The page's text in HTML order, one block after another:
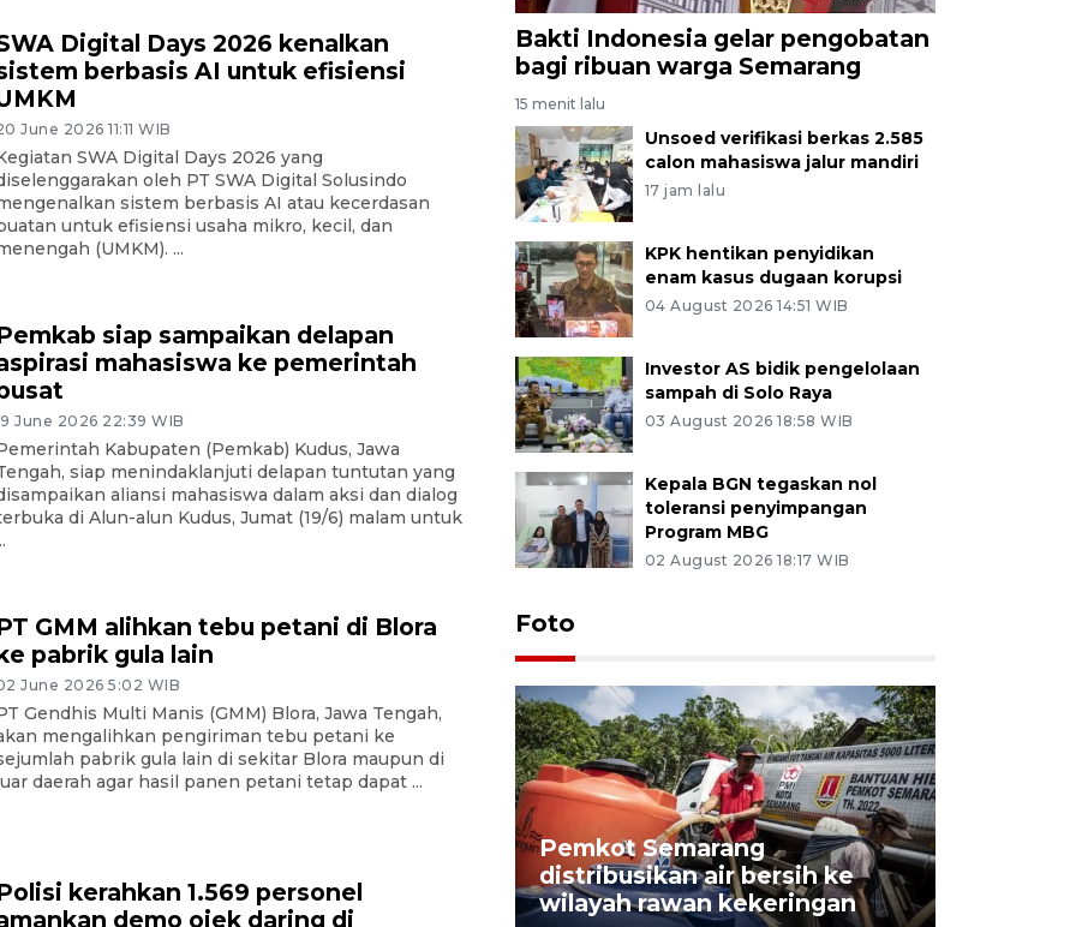
Digital Days 2026 kenalkan
berbasis AI untuk efisiensi
June 2026 11:11 WIB
SWA Digital Days 2026 yang
oleh PT SWA Digital Solusindo
sistem berbasis AI atau kecerdasan
untuk efisiensi usaha mikro, kecil, dan
(UMKM). ...
siap sampaikan delapan
mahasiswa ke pemerintah
June 2026 22:39 WIB
Kabupaten (Pemkab) Kudus, Jawa
siap menindaklanjuti delapan tuntutan yang
aliansi mahasiswa dalam aksi dan dialog
di Alun-alun Kudus, Jumat (19/6) malam untuk
GMM alihkan tebu petani di Blora
pabrik gula lain
June 2026 5:02 WIB
Gendhis Multi Manis (GMM) Blora, Jawa Tengah,
mengalihkan pengiriman tebu petani ke
pabrik gula lain di sekitar Blora maupun di
daerah agar hasil panen petani tetap dapat ...
kerahkan 1.569 personel
demo ojek daring di
Bakti Indonesia gelar pengobatan
bagi ribuan warga Semarang
15 menit lalu
Unsoed verifikasi berkas 2.585
calon mahasiswa jalur mandiri
17 jam lalu
KPK hentikan penyidikan
enam kasus dugaan korupsi
04 August 2026 14:51 WIB
Investor AS bidik pengelolaan
sampah di Solo Raya
03 August 2026 18:58 WIB
Kepala BGN tegaskan nol
toleransi penyimpangan
Program MBG
02 August 2026 18:17 WIB
Foto
Waduk Delingan Karanganyar
menyusut
Pemkot Semarang
distribusikan air bersih ke
wilayah rawan kekeringan